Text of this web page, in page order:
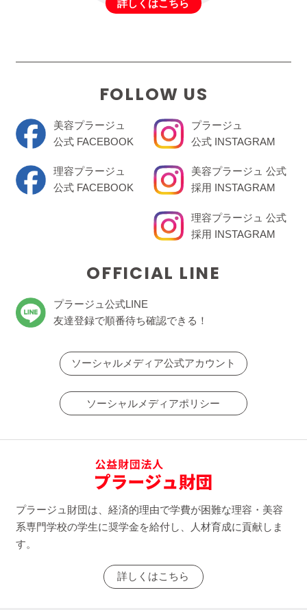
詳しくはこちら
FOLLOW US
美容プラージュ
公式 FACEBOOK
理容プラージュ
公式 FACEBOOK
プラージュ
公式 INSTAGRAM
美容プラージュ 公式
採用 INSTAGRAM
理容プラージュ 公式
採用 INSTAGRAM
OFFICIAL LINE
プラージュ公式LINE
友達登録で順番待ち確認できる！
ソーシャルメディア公式アカウント
ソーシャルメディアポリシー
プラージュ財団は、経済的理由で学費が困難な理容・美容
系専門学校の学生に奨学金を給付し、人材育成に貢献しま
す。
詳しくはこちら